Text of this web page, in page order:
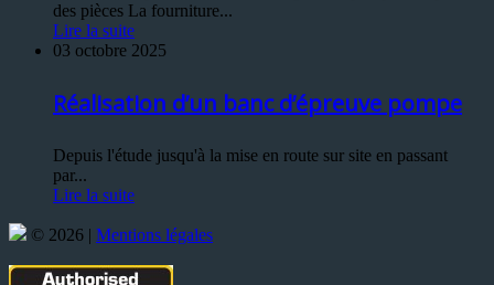
des pièces La fourniture...
Lire la suite
03 octobre 2025
Réalisation d’un banc d’épreuve pompe
Depuis l'étude jusqu'à la mise en route sur site en passant
par...
Lire la suite
© 2026 | Mentions légales